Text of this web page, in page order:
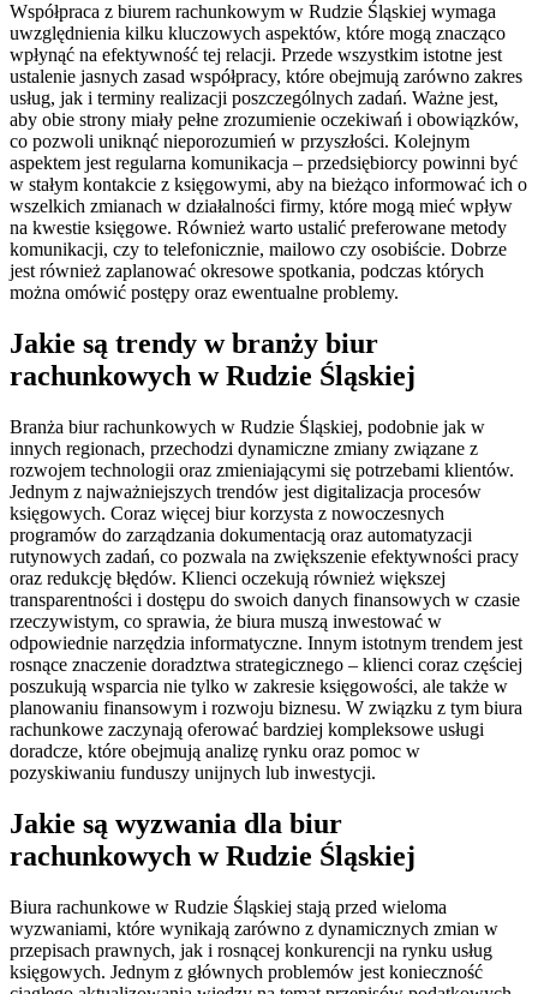
Współpraca z biurem rachunkowym w Rudzie Śląskiej wymaga
uwzględnienia kilku kluczowych aspektów, które mogą znacząco
wpłynąć na efektywność tej relacji. Przede wszystkim istotne jest
ustalenie jasnych zasad współpracy, które obejmują zarówno zakres
usług, jak i terminy realizacji poszczególnych zadań. Ważne jest,
aby obie strony miały pełne zrozumienie oczekiwań i obowiązków,
co pozwoli uniknąć nieporozumień w przyszłości. Kolejnym
aspektem jest regularna komunikacja – przedsiębiorcy powinni być
w stałym kontakcie z księgowymi, aby na bieżąco informować ich o
wszelkich zmianach w działalności firmy, które mogą mieć wpływ
na kwestie księgowe. Również warto ustalić preferowane metody
komunikacji, czy to telefonicznie, mailowo czy osobiście. Dobrze
jest również zaplanować okresowe spotkania, podczas których
można omówić postępy oraz ewentualne problemy.
Jakie są trendy w branży biur
rachunkowych w Rudzie Śląskiej
Branża biur rachunkowych w Rudzie Śląskiej, podobnie jak w
innych regionach, przechodzi dynamiczne zmiany związane z
rozwojem technologii oraz zmieniającymi się potrzebami klientów.
Jednym z najważniejszych trendów jest digitalizacja procesów
księgowych. Coraz więcej biur korzysta z nowoczesnych
programów do zarządzania dokumentacją oraz automatyzacji
rutynowych zadań, co pozwala na zwiększenie efektywności pracy
oraz redukcję błędów. Klienci oczekują również większej
transparentności i dostępu do swoich danych finansowych w czasie
rzeczywistym, co sprawia, że biura muszą inwestować w
odpowiednie narzędzia informatyczne. Innym istotnym trendem jest
rosnące znaczenie doradztwa strategicznego – klienci coraz częściej
poszukują wsparcia nie tylko w zakresie księgowości, ale także w
planowaniu finansowym i rozwoju biznesu. W związku z tym biura
rachunkowe zaczynają oferować bardziej kompleksowe usługi
doradcze, które obejmują analizę rynku oraz pomoc w
pozyskiwaniu funduszy unijnych lub inwestycji.
Jakie są wyzwania dla biur
rachunkowych w Rudzie Śląskiej
Biura rachunkowe w Rudzie Śląskiej stają przed wieloma
wyzwaniami, które wynikają zarówno z dynamicznych zmian w
przepisach prawnych, jak i rosnącej konkurencji na rynku usług
księgowych. Jednym z głównych problemów jest konieczność